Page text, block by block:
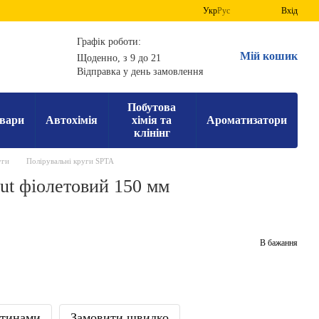
УкрРус Вхід
Графік роботи:
Щоденно, з 9 до 21
Відправка у день замовлення
Мій кошик
Автохімія
Побутова
хімія та
клінінг
Ароматизатори
Полірувальні круги SPTA
фіолетовий 150 мм
В бажання